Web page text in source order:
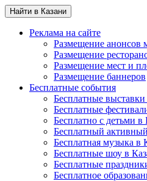
Найти в Казани
Реклама на сайте
Размещение анонсов
Размещение
Размещение мест и
Размещение баннеров
Бесплатные события
Бесплатные
Бесплатные
Бесплатно с детьми в
Бесплатный
Бесплатная музыка в
Бесплатные шоу в
Бесплатные
Бесплатное